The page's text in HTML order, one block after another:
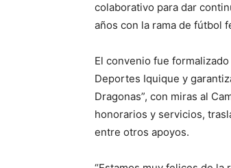
colaborativo para dar
años con la rama de fútbol
El convenio fue
Deportes Iquique y
Dragonas”, con miras al
honorarios y servicios,
entre otros apoyos.